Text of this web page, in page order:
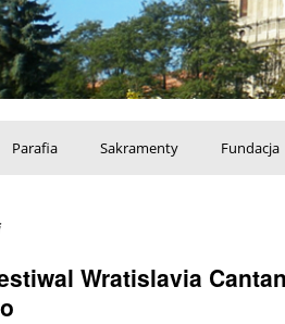
Parafia Sakramenty Fundacja
Wratislavia